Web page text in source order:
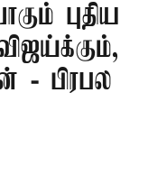
புதிய
- பிரபல